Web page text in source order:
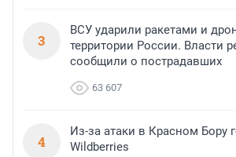
3
ВСУ ударили ракетами и
территории России. Власти
сообщили о пострадавших
63 607
4
Из-за атаки в Красном Бору
Wildberries